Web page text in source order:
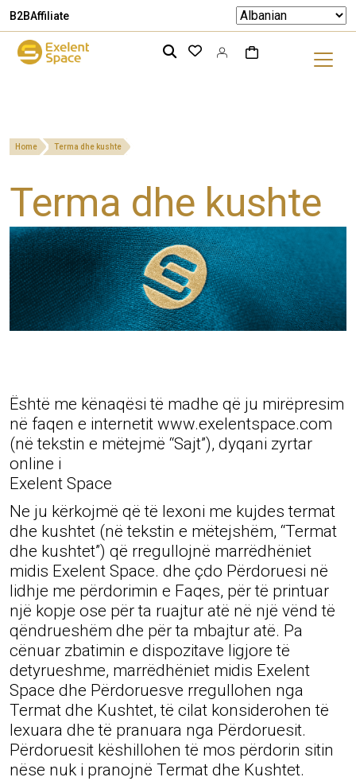
B2BAffiliate
Home Terma dhe kushte
Terma dhe kushte
Është me kënaqësi të madhe që ju mirëpresim
në faqen e internetit www.exelentspace.com
(në tekstin e mëtejmë “Sajt”), dyqani zyrtar
online i
Exelent Space
Ne ju kërkojmë që të lexoni me kujdes termat
dhe kushtet (në tekstin e mëtejshëm, “Termat
dhe kushtet”) që rregullojnë marrëdhëniet
midis Exelent Space. dhe çdo Përdoruesi në
lidhje me përdorimin e Faqes, për të printuar
një kopje ose për ta ruajtur atë në një vënd të
qëndrueshëm dhe për ta mbajtur atë. Pa
cënuar zbatimin e dispozitave ligjore të
detyrueshme, marrëdhëniet midis Exelent
Space dhe Përdoruesve rregullohen nga
Termat dhe Kushtet, të cilat konsiderohen të
lexuara dhe të pranuara nga Përdoruesit.
Përdoruesit këshillohen të mos përdorin sitin
nëse nuk i pranojnë Termat dhe Kushtet.